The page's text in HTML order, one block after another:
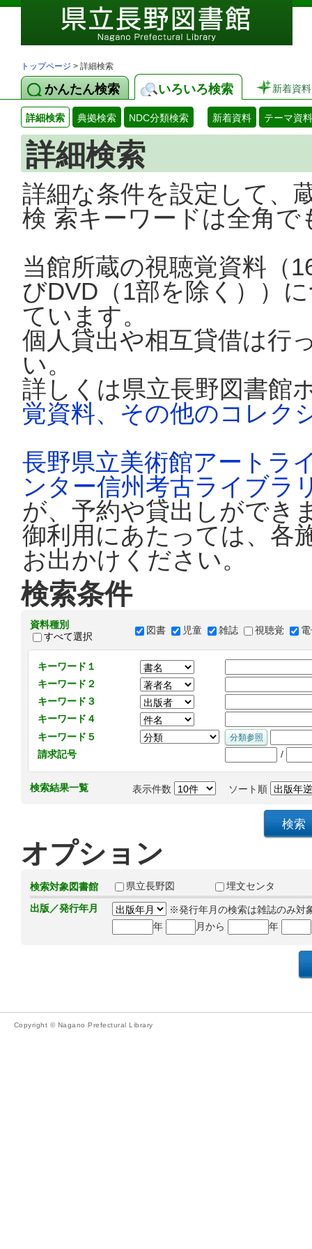
トップページ > 詳細検索
かんたん検索 いろいろ検索 新着資料
詳細検索 典拠検索 NDC分類検索 新着資料 テーマ資料
詳細検索
詳細な条件を設定して、
検 索キーワードは全角
当館所蔵の視聴覚資料（
びDVD（1部を除く））
ています。
個人貸出や相互貸借は行
い。
詳しくは県立長野図書館
覚資料、その他のコレク
長野県立美術館アートラ
ンター信州考古ライブラ
が、予約や貸出しができ
御利用にあたっては、各
お出かけください。
検索条件
資料種別
すべて選択
図書 児童 雑誌 視聴覚
キーワード１
キーワード２
キーワード３
キーワード４
キーワード５
請求記号
/
検索結果一覧 表示件数 ソート順
オプション
検索対象図書館 県立長野図
埋文センタ
出版／発行年月
※発行年月の検索は雑誌のみ対
年
月から 年
Copyright © Nagano Prefectural Library